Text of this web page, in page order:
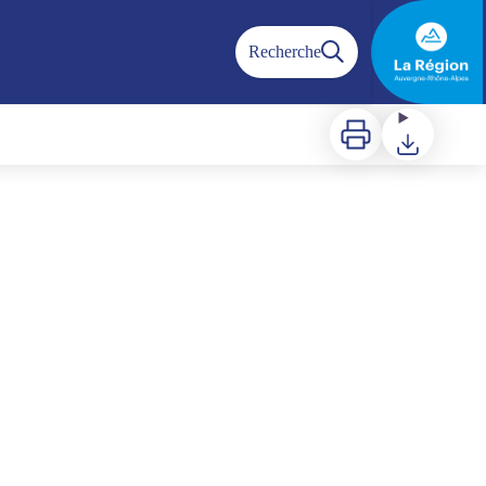
Recherche
Imprimer Télécharger